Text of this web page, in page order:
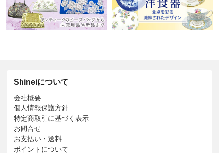
Shineiについて
会社概要
個人情報保護方針
特定商取引に基づく表示
お問合せ
お支払い・送料
ポイントについて